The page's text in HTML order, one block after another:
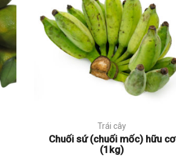
Trái cây
Chuối sứ (chuối mốc) hữu cơ
(1kg)